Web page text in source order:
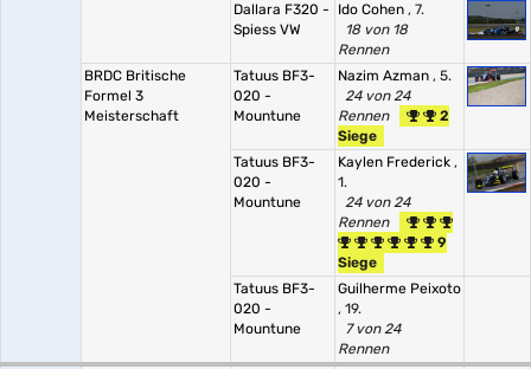
Dallara F320 -
Spiess VW
Ido Cohen , 7.
18 von 18
Rennen
BRDC Britische
Formel 3
Meisterschaft
Tatuus BF3-
020 -
Mountune
Nazim Azman , 5.
24 von 24
Rennen
2
Siege
Tatuus BF3-
020 -
Mountune
Kaylen Frederick ,
1.
24 von 24
Rennen
9
Siege
Tatuus BF3-
020 -
Mountune
Guilherme Peixoto
, 19.
7 von 24
Rennen